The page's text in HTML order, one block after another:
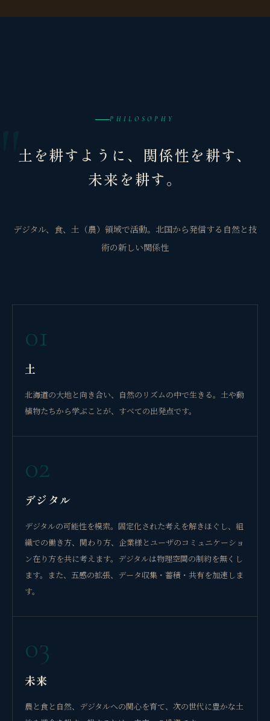
PHILOSOPHY
土を耕すように、関係性を耕す、
未来を耕す。
デジタル、食、土（農）領域で活動。北国から発信する自然と技
術の新しい関係性
01
土
北海道の大地と向き合い、自然のリズムの中で生きる。土や動
植物たちから学ぶことが、すべての出発点です。
02
デジタル
デジタルの可能性を模索。固定化された考えを解きほぐし、組
織での働き方、関わり方、企業様とユーザのコミュニケーショ
ン在り方を共に考えます。デジタルは物理空間の制約を無くし
ます。また、五感の拡張、データ収集・蓄積・共有を加速しま
す。
03
未来
農と食と自然、デジタルへの関心を育て、次の世代に豊かな土